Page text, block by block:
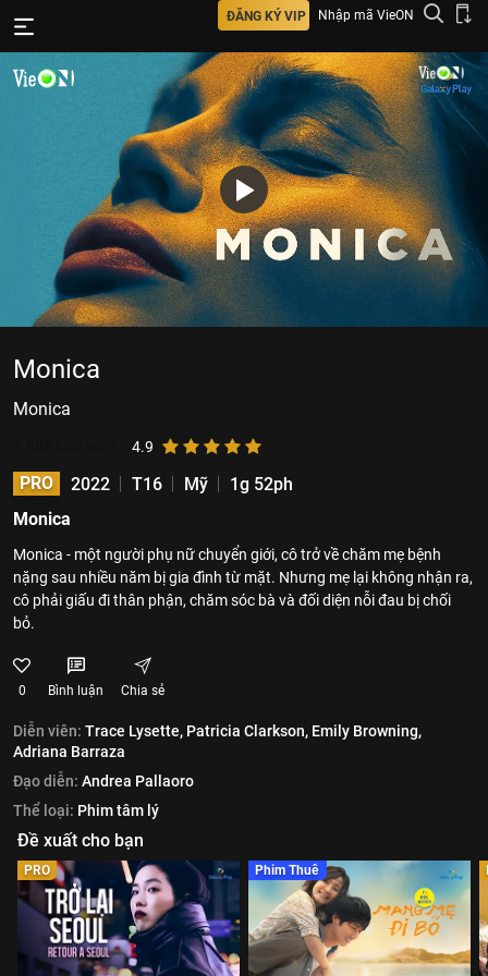
ĐĂNG KÝ VIP Nhập mã VieON
Monica
Monica
4.9
PRO 2022 T16 Mỹ
1g 52ph
Monica
Monica - một người phụ nữ chuyển giới, cô trở về chăm mẹ bệnh
nặng sau nhiều năm bị gia đình từ mặt. Nhưng mẹ lại không nhận ra,
cô phải giấu đi thân phận, chăm sóc bà và đối diện nỗi đau bị chối
bỏ.
0 Bình luận Chia sẻ
Diễn viên: Trace Lysette, Patricia Clarkson, Emily Browning,
Adriana Barraza
Đạo diễn: Andrea Pallaoro
Thể loại: Phim tâm lý
Đề xuất cho bạn
PRO Phim Thuê